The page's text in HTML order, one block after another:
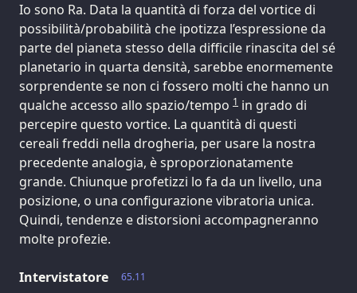
Io sono Ra. Data la quantità di forza del vortice di
possibilità/probabilità che ipotizza l’espressione da
parte del pianeta stesso della difficile rinascita del sé
planetario in quarta densità, sarebbe enormemente
sorprendente se non ci fossero molti che hanno un
qualche accesso allo spazio/tempo 1 in grado di
percepire questo vortice. La quantità di questi
cereali freddi nella drogheria, per usare la nostra
precedente analogia, è sproporzionatamente
grande. Chiunque profetizzi lo fa da un livello, una
posizione, o una configurazione vibratoria unica.
Quindi, tendenze e distorsioni accompagneranno
molte profezie.
65.11
Intervistatore